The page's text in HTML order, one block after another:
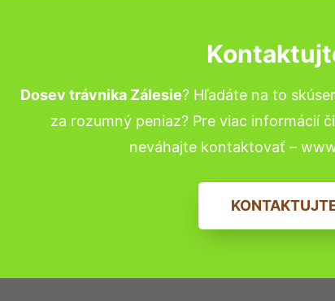
Dosev trávnika Zálesie? Hľadáte na to
za rozumný peniaz? Pre viac informácií
neváhajte kontaktovať –